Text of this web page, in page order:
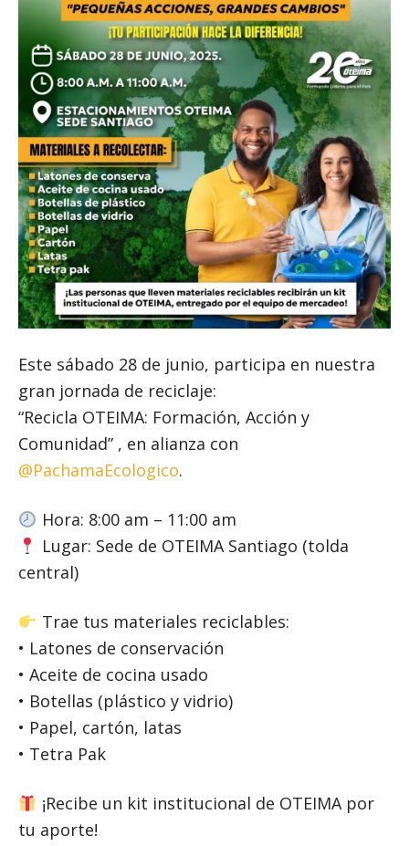
Este sábado 28 de junio, participa en nuestra
gran jornada de reciclaje:
“Recicla OTEIMA: Formación, Acción y
Comunidad” , en alianza con
@PachamaEcologico.
Hora: 8:00 am – 11:00 am
Lugar: Sede de OTEIMA Santiago (tolda
central)
Trae tus materiales reciclables:
• Latones de conservación
• Aceite de cocina usado
• Botellas (plástico y vidrio)
• Papel, cartón, latas
• Tetra Pak
¡Recibe un kit institucional de OTEIMA por
tu aporte!